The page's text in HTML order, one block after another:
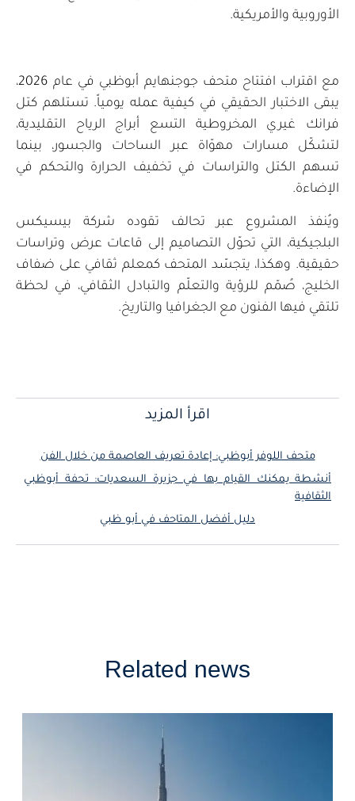
الأوروبية والأمريكية.
مع اقتراب افتتاح متحف جوجنهايم أبوظبي في عام 2026،
يبقى الاختبار الحقيقي في كيفية عمله يومياً. تستلهم كتل
فرانك غيري المخروطية التسع أبراج الرياح التقليدية،
لتشكّل مسارات مهوّاة عبر الساحات والجسور، بينما
تسهم الكتل والتراسات في تخفيف الحرارة والتحكم في
الإضاءة.
ويُنفذ المشروع عبر تحالف تقوده شركة بيسيكس
البلجيكية، التي تحوّل التصاميم إلى قاعات عرض وتراسات
حقيقية. وهكذا، يتجسّد المتحف كمعلم ثقافي على ضفاف
الخليج، صُمّم للرؤية والتعلّم والتبادل الثقافي، في لحظة
تلتقي فيها الفنون مع الجغرافيا والتاريخ.
اقرأ المزيد
متحف اللوفر أبوظبي: إعادة تعريف العاصمة من خلال الفن
أنشطة يمكنك القيام بها في جزيرة السعديات: تحفة أبوظبي
الثقافية
دليل أفضل المتاحف في أبو ظبي
Related news